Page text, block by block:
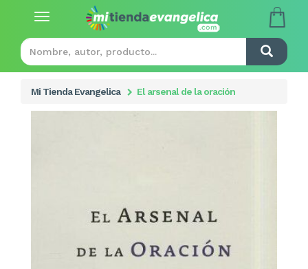
Toggle
Mi Tienda Evangelica El arsenal de la oración